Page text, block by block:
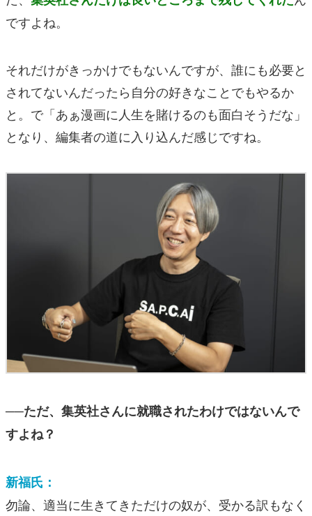
ですよね。
それだけがきっかけでもないんですが、誰にも必要と
されてないんだったら自分の好きなことでもやるか
と。で「あぁ漫画に人生を賭けるのも面白そうだな」
となり、編集者の道に入り込んだ感じですね。
──ただ、集英社さんに就職されたわけではないんで
すよね？
新福氏：
勿論、適当に生きてきただけの奴が、受かる訳もなく